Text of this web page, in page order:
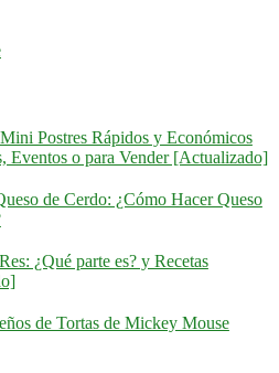
Postres Rápidos y Económicos
Eventos o para Vender [Actualizado]
de Cerdo: ¿Cómo Hacer Queso
¿Qué parte es? y Recetas
de Tortas de Mickey Mouse